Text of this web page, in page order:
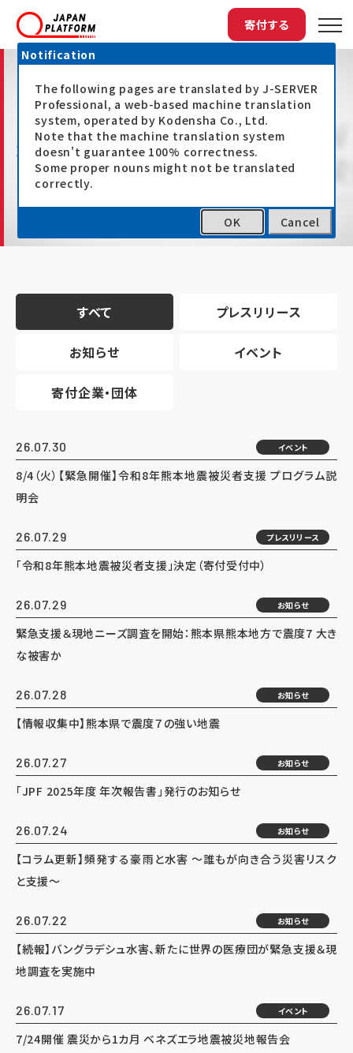
寄付する
最新情報
すべて プレスリリース
お知らせ イベント
寄付企業・団体
26.07.30 イベント
8/4（火）【緊急開催】令和8年熊本地震被災者支援 プログラム説
明会
26.07.29 プレスリリース
「令和8年熊本地震被災者支援」決定（寄付受付中）
26.07.29 お知らせ
緊急支援＆現地ニーズ調査を開始：熊本県熊本地方で震度7 大き
な被害か
26.07.28 お知らせ
【情報収集中】熊本県で震度７の強い地震
26.07.27 お知らせ
「JPF 2025年度 年次報告書」発行のお知らせ
26.07.24 お知らせ
【コラム更新】頻発する豪雨と水害 ～誰もが向き合う災害リスク
と支援～
26.07.22 お知らせ
【続報】バングラデシュ水害、新たに世界の医療団が緊急支援＆現
地調査を実施中
26.07.17 イベント
7/24開催 震災から1カ月 ベネズエラ地震被災地報告会
Notification
The following pages are translated by J-SERVER
Professional, a web-based machine translation
system, operated by Kodensha Co., Ltd.
Note that the machine translation system
doesn't guarantee 100% correctness.
Some proper nouns might not be translated
correctly.
OK Cancel